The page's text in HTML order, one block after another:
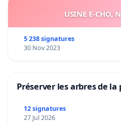
USINE E-CHO,
5 238 signatures
30 Nov 2023
Préserver les arbres de la
12 signatures
27 Jul 2026